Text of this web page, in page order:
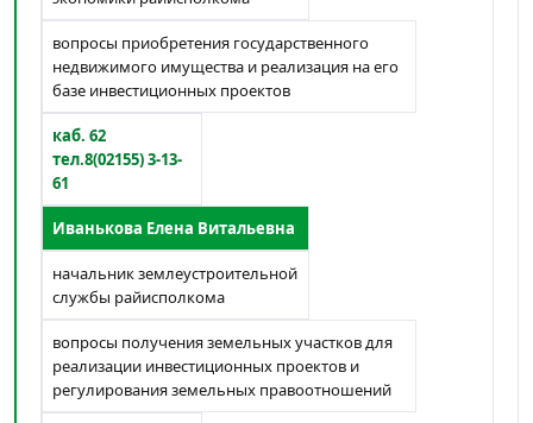
вопросы приобретения государственного
недвижимого имущества и реализация на его
базе инвестиционных проектов
каб. 62
тел.8(02155) 3-13-
61
Иванькова Елена Витальевна
начальник землеустроительной
службы райисполкома
вопросы получения земельных участков для
реализации инвестиционных проектов и
регулирования земельных правоотношений